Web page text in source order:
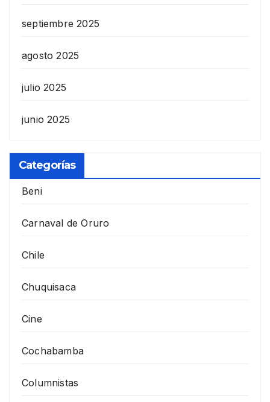
septiembre 2025
agosto 2025
julio 2025
junio 2025
Categorías
Beni
Carnaval de Oruro
Chile
Chuquisaca
Cine
Cochabamba
Columnistas